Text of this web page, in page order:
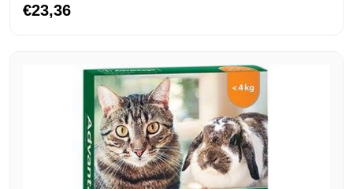
€23,36